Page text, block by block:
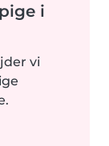
i
vi